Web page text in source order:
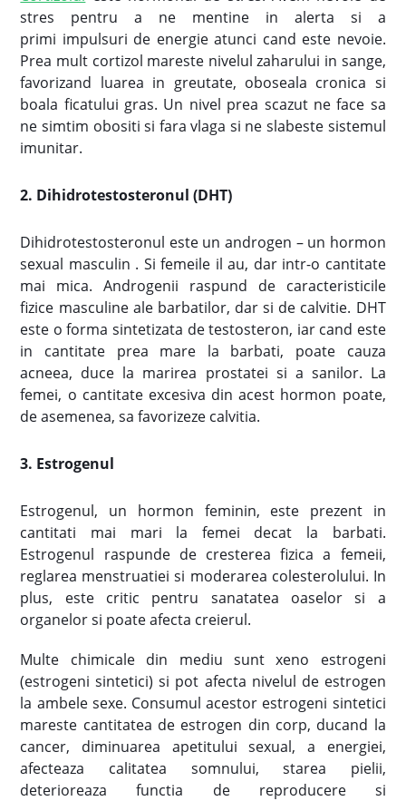
stres pentru a ne mentine in alerta si a
primi impulsuri de energie atunci cand este nevoie.
Prea mult cortizol mareste nivelul zaharului in sange,
favorizand luarea in greutate, oboseala cronica si
boala ficatului gras. Un nivel prea scazut ne face sa
ne simtim obositi si fara vlaga si ne slabeste sistemul
imunitar.
2. Dihidrotestosteronul (DHT)
Dihidrotestosteronul este un androgen – un hormon
sexual masculin . Si femeile il au, dar intr-o cantitate
mai mica. Androgenii raspund de caracteristicile
fizice masculine ale barbatilor, dar si de calvitie. DHT
este o forma sintetizata de testosteron, iar cand este
in cantitate prea mare la barbati, poate cauza
acneea, duce la marirea prostatei si a sanilor. La
femei, o cantitate excesiva din acest hormon poate,
de asemenea, sa favorizeze calvitia.
3. Estrogenul
Estrogenul, un hormon feminin, este prezent in
cantitati mai mari la femei decat la barbati.
Estrogenul raspunde de cresterea fizica a femeii,
reglarea menstruatiei si moderarea colesterolului. In
plus, este critic pentru sanatatea oaselor si a
organelor si poate afecta creierul.
Multe chimicale din mediu sunt xeno estrogeni
(estrogeni sintetici) si pot afecta nivelul de estrogen
la ambele sexe. Consumul acestor estrogeni sintetici
mareste cantitatea de estrogen din corp, ducand la
cancer, diminuarea apetitului sexual, a energiei,
afecteaza calitatea somnului, starea pielii,
deterioreaza functia de reproducere si